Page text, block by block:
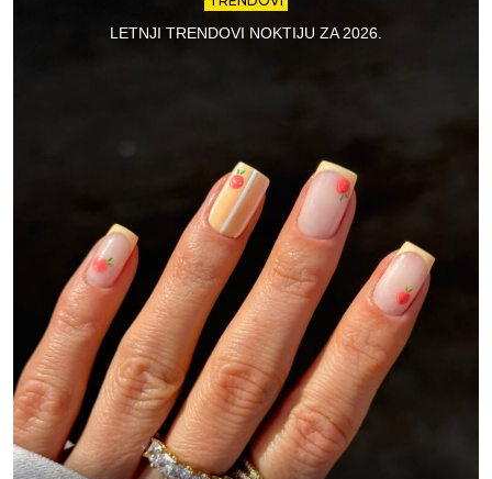
LETNJI TRENDOVI NOKTIJU ZA 2026.